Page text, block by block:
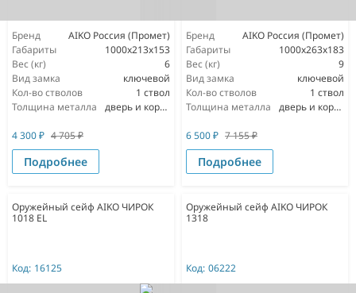
Бренд
AIKO Россия (Промет)
Габариты
1000x213x153
Вес (кг)
6
Вид замка
ключевой
Кол-во стволов
1 ствол
Толщина металла
дверь и корпус 1,5мм
4 300₽ 4 705₽
Подробнее
Бренд
AIKO Россия (Промет)
Габариты
1000x263x183
Вес (кг)
9
Вид замка
ключевой
Кол-во стволов
1 ствол
Толщина металла
дверь и корпус 1,5мм
6 500₽ 7 155₽
Подробнее
Оружейный сейф AIKO ЧИРОК
1018 EL
Код: 16125
Оружейный сейф AIKO ЧИРОК
1318
Код: 06222